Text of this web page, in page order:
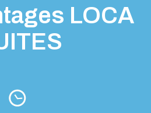
LOCA